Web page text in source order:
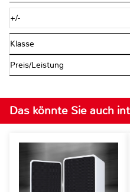
+/-
Klasse
Preis/Leistung
Das könnte Sie auch